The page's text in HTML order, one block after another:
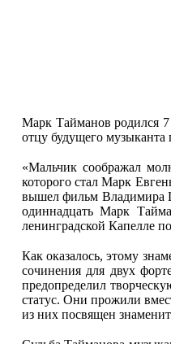
Марк Тайманов родился 7
отцу будущего музыканта
«Мальчик соображал
которого стал Марк
вышел фильм Владимира
одиннадцать Марк
ленинградской Капелле
Как оказалось, этому
сочинения для двух
предопределил
статус. Они прожили
из них посвящен